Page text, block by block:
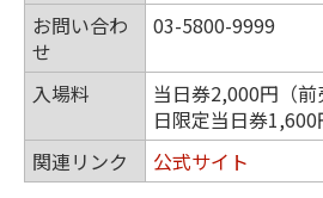
お問い合わ
せ
03-5800-9999
入場料
当日券2,000円（
日限定当日券1,600
関連リンク
公式サイト